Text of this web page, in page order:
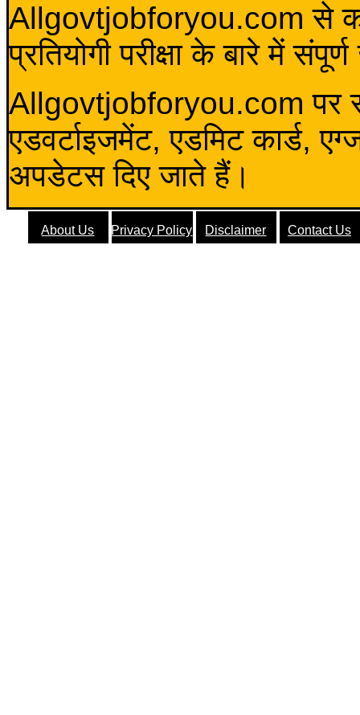
Allgovtjobforyou.com से कोई
प्रतियोगी परीक्षा के बारे में
Allgovtjobforyou.com पर
एडवर्टाइजमेंट, एडमिट कार्ड,
अपडेटस दिए जाते हैं।
About Us Privacy Policy Disclaimer Contact Us